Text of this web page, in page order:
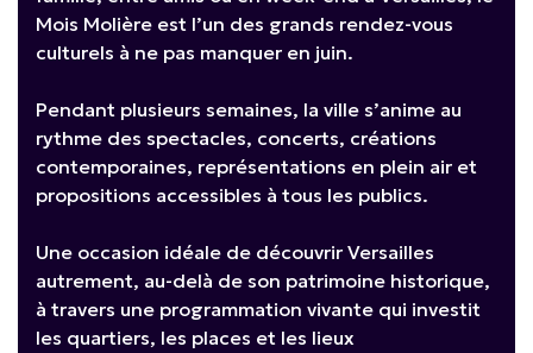
Mois Molière est l’un des grands rendez-vous
culturels à ne pas manquer en juin.
Pendant plusieurs semaines, la ville s’anime au
rythme des spectacles, concerts, créations
contemporaines, représentations en plein air et
propositions accessibles à tous les publics.
Une occasion idéale de découvrir Versailles
autrement, au-delà de son patrimoine historique,
à travers une programmation vivante qui investit
les quartiers, les places et les lieux